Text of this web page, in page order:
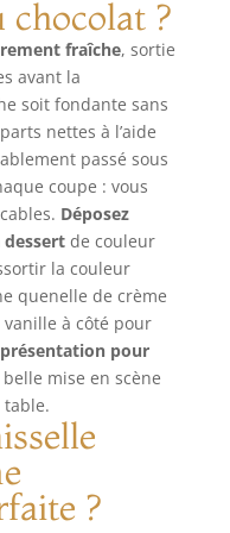
polyvalents,
pouvez les
pour les
les pizzas,
les
bleus, les
aux fruits,
au
frais, les
au
les tartes
fruits et autres
👍
】La
VIDETOL
aboutie et
par de
Pour
la qualité est
les billes
d’enfourner.
usage, elles
à la
Durables,
et sans BPA :
en
de
ces
de cuisson
solides,
et
pour
de
Tala – une
depuis
: Plus de 120
à tarte de
et se range
après
dans la
fournie pour
les perles
AIDE À
LES
Réparties
papier
les perles
du poids
pâte et
à réduire
bulles et le
au
À LA
Les
supportent
au four
chocolat ?
fraîche, sortie
avant la
soit fondante sans
nettes à l’aide
passé sous
coupe : vous
Déposez
de couleur
la couleur
quenelle de crème
à côté pour
pour
mise en scène
table.
?